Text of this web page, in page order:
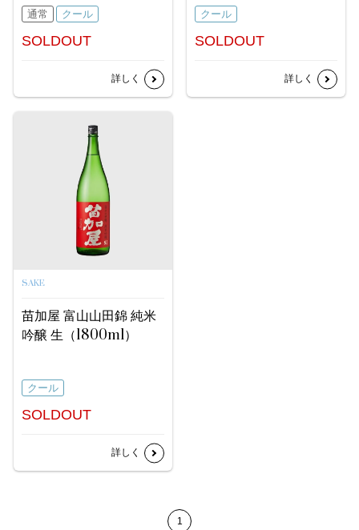
通常 クール
SOLDOUT
詳しく
クール
SOLDOUT
詳しく
SAKE
苗加屋 富山山田錦 純米
吟醸 生（1800ml）
クール
SOLDOUT
詳しく
1